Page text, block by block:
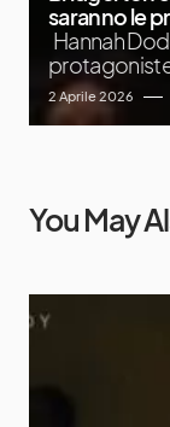
saranno le
Hannah
2 Aprile 2026
You May